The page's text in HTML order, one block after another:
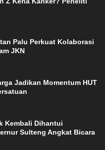
Palu Perkuat Kolaborasi
JKN
Jadikan Momentum HUT
Kembali Dihantui
Sulteng Angkat Bicara